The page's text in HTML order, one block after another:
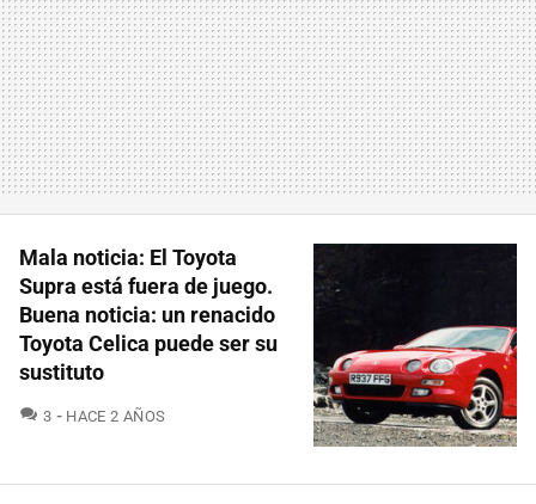
Mala noticia: El Toyota
Supra está fuera de juego.
Buena noticia: un renacido
Toyota Celica puede ser su
sustituto
3 COMENTARIOS
HACE 2 AÑOS